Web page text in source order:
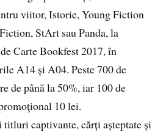
viitor, Istorie, Young Fiction
StArt sau Panda, la
Carte Bookfest 2017, în
A14 și A04. Peste 700 de
de până la 50%, iar 100 de
10 lei.
captivante, cărți așteptate și